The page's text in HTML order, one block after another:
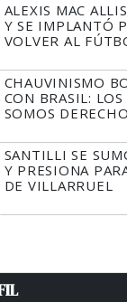
ALEXIS MAC
Y SE IMPLANTÓ
VOLVER AL
CHAUVINISMO
CON BRASIL:
SOMOS
SANTILLI SE
Y PRESIONA
DE VILLARRUEL